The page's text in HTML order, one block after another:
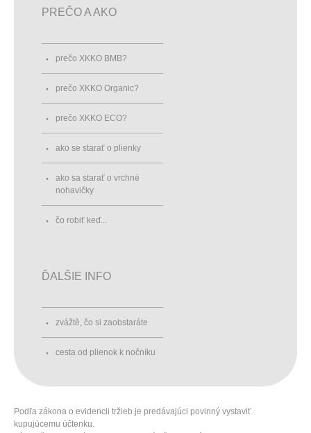
PREČO A AKO
prečo XKKO BMB?
prečo XKKO Organic?
prečo XKKO ECO?
ako se starať o plienky
ako sa starať o vrchné
nohavičky
čo robiť keď...
ĎALŠIE INFO
zvážtě, čo si zaobstaráte
cesta od plienok k nočníku
Podľa zákona o evidencii tržieb je predávajúci povinný vystaviť
kupujúcemu účtenku.